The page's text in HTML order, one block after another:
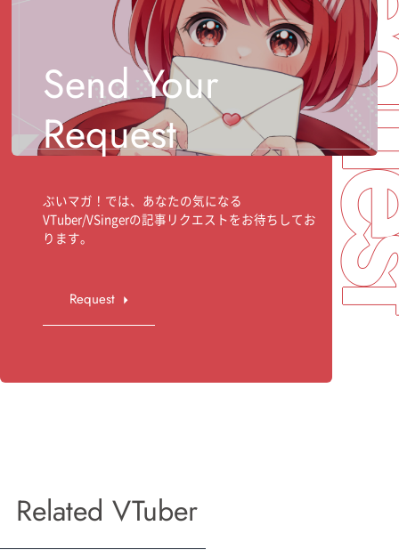
Send Your
Request
ぶいマガ！では、あなたの気になる
VTuber/VSingerの記事リクエストをお待ちしてお
ります。
Request
Related VTuber